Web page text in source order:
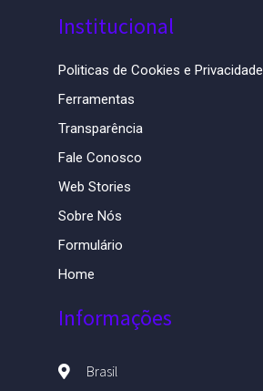
Institucional
Politicas de Cookies e Privacidade
Ferramentas
Transparência
Fale Conosco
Web Stories
Sobre Nós
Formulário
Home
Informações
Brasil